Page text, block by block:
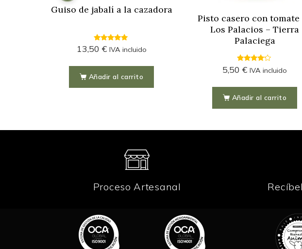
Guiso de jabalí a la cazadora
5.00
out of 5
13,50 € IVA incluido
Añadir al carrito
Pisto casero con tomate
Los Palacios – Tierra
Palaciega
4.00
out of 5
5,50€ IVA incluido
Añadir al carrito
Proceso Artesanal